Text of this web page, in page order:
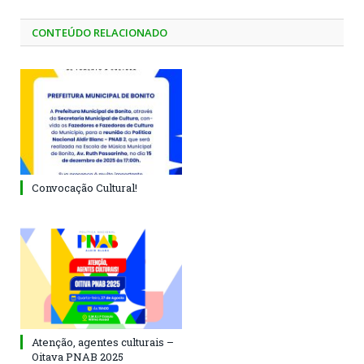
CONTEÚDO RELACIONADO
Convocação Cultural!
Atenção, agentes culturais –
Oitava PNAB 2025